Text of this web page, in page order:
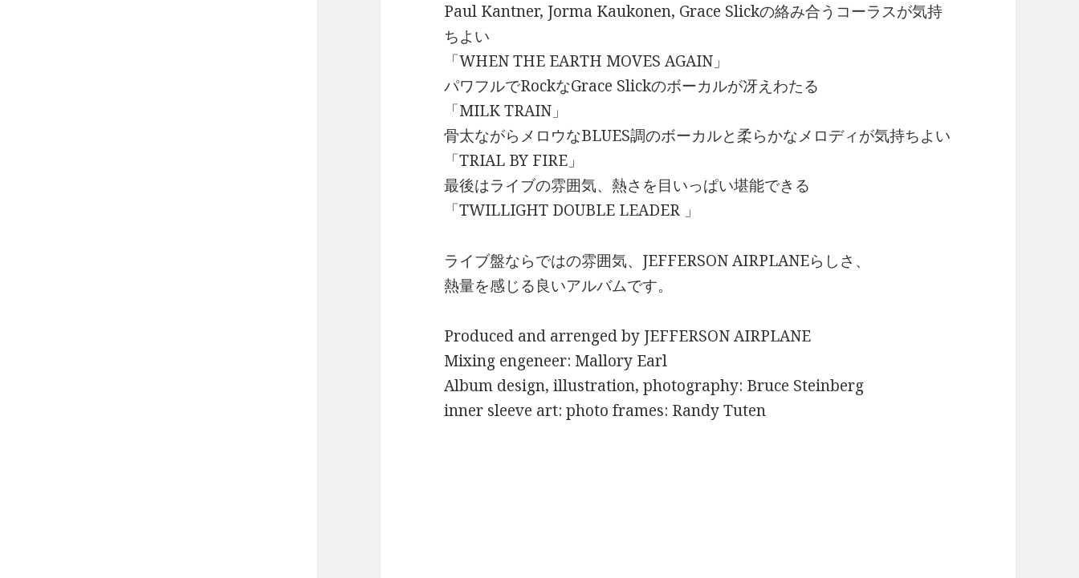
Paul Kantner, Jorma Kaukonen, Grace Slickの絡み合うコーラスが気持
ちよい
「WHEN THE EARTH MOVES AGAIN」
パワフルでRockなGrace Slickのボーカルが冴えわたる
「MILK TRAIN」
骨太ながらメロウなBLUES調のボーカルと柔らかなメロディが気持ちよい
「TRIAL BY FIRE」
最後はライブの雰囲気、熱さを目いっぱい堪能できる
「TWILLIGHT DOUBLE LEADER 」
ライブ盤ならではの雰囲気、JEFFERSON AIRPLANEらしさ、
熱量を感じる良いアルバムです。
Produced and arrenged by JEFFERSON AIRPLANE
Mixing engeneer: Mallory Earl
Album design, illustration, photography: Bruce Steinberg
inner sleeve art: photo frames: Randy Tuten